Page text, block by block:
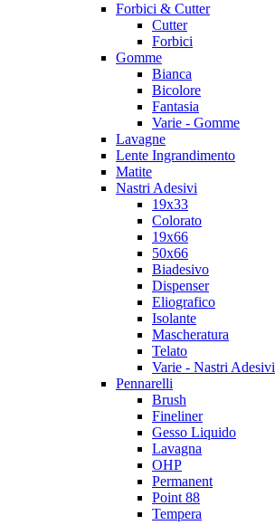
Forbici & Cutter
Cutter
Forbici
Gomme
Bianca
Bicolore
Fantasia
Varie - Gomme
Lavagne
Lente Ingrandimento
Matite
Nastri Adesivi
19x33
Colorato
19x66
50x66
Biadesivo
Dispenser
Eliografico
Isolante
Mascheratura
Telato
Varie - Nastri Adesivi
Pennarelli
Brush
Fineliner
Gesso Liquido
Lavagna
OHP
Permanent
Point 88
Tempera